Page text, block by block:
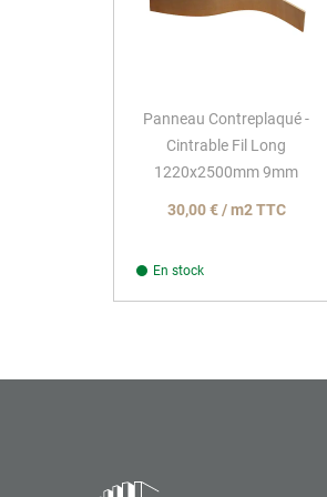
Panneau Contreplaqué -
Cintrable Fil Long
1220x2500mm 9mm
30,00 € / m2 TTC
En stock